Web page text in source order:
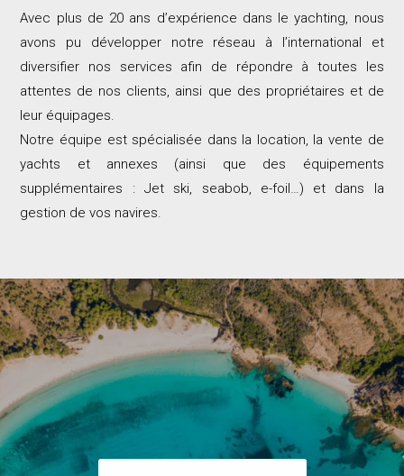
Avec plus de 20 ans d’expérience dans le yachting, nous
avons pu développer notre réseau à l’international et
diversifier nos services afin de répondre à toutes les
attentes de nos clients, ainsi que des propriétaires et de
leur équipages.
Notre équipe est spécialisée dans la location, la vente de
yachts et annexes (ainsi que des équipements
supplémentaires : Jet ski, seabob, e-foil…) et dans la
gestion de vos navires.